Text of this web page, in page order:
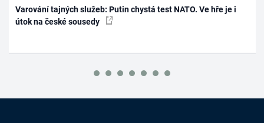
Varování tajných služeb: Putin chystá test NATO. Ve hře je i
útok na české sousedy